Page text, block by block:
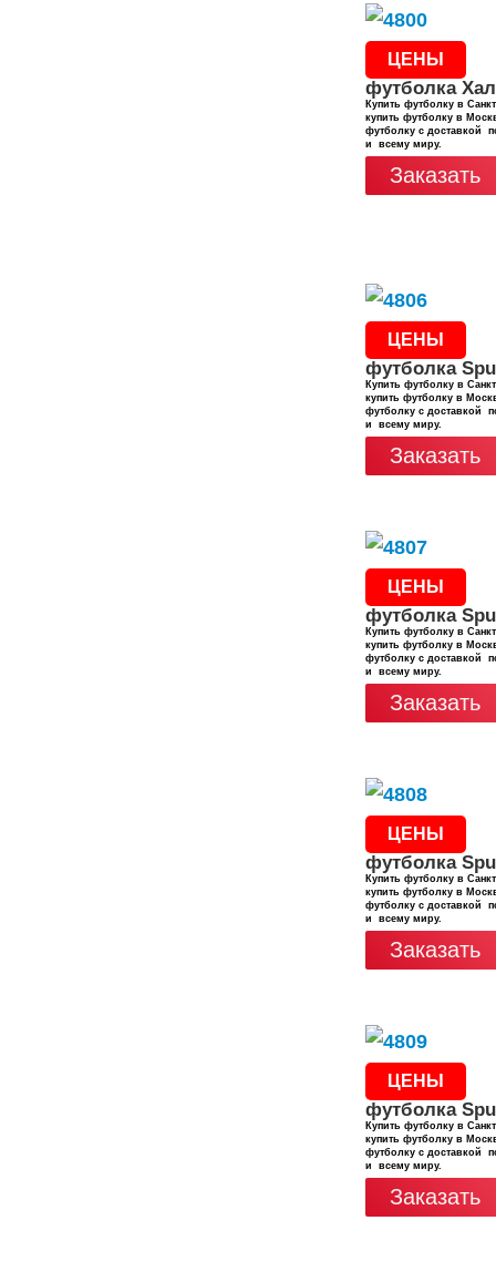
ЦЕНЫ
футболка
Купить футболку в
купить футболку в
футболку с доставкой
и всему миру.
Заказать
ЦЕНЫ
футболка
Купить футболку в
купить футболку в
футболку с доставкой
и всему миру.
Заказать
ЦЕНЫ
футболка
Купить футболку в
купить футболку в
футболку с доставкой
и всему миру.
Заказать
ЦЕНЫ
футболка
Купить футболку в
купить футболку в
футболку с доставкой
и всему миру.
Заказать
ЦЕНЫ
футболка
Купить футболку в
купить футболку в
футболку с доставкой
и всему миру.
Заказать